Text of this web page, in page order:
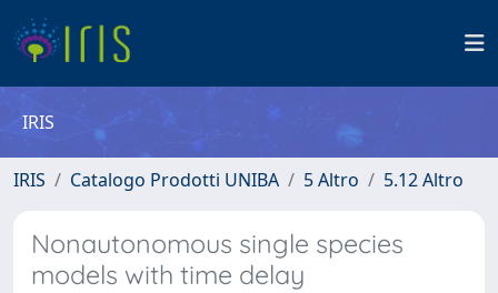
IRIS
IRIS Catalogo Prodotti UNIBA 5 Altro 5.12 Altro
Nonautonomous single species
models with time delay